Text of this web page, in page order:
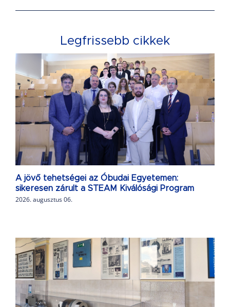
Legfrissebb cikkek
A jövő tehetségei az Óbudai Egyetemen:
sikeresen zárult a STEAM Kiválósági Program
2026. augusztus 06.